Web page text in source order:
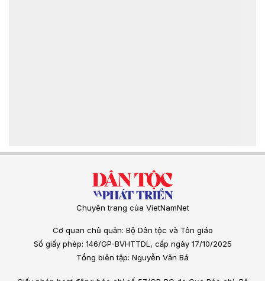
Chuyên trang của VietNamNet
Cơ quan chủ quản: Bộ Dân tộc và Tôn giáo
Số giấy phép: 146/GP-BVHTTDL, cấp ngày 17/10/2025
Tổng biên tập: Nguyễn Văn Bá